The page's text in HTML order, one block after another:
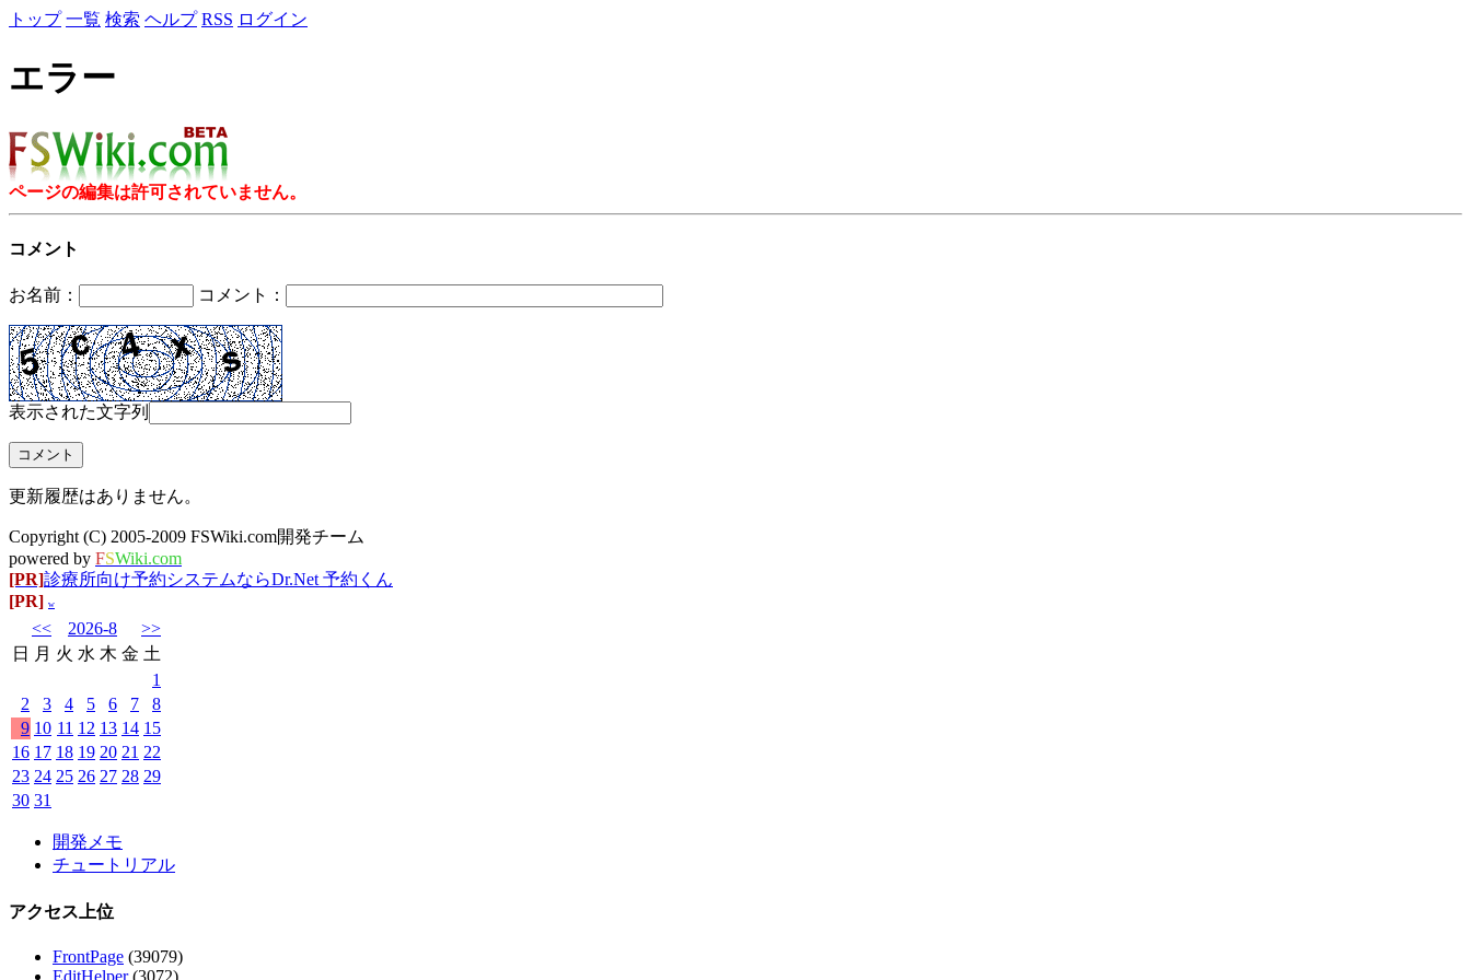
トップ 一覧 検索 ヘルプ RSS ログイン
エラー
ページの編集は許可されていません。
コメント
お名前： コメント：
表示された文字列
更新履歴はありません。
Copyright (C) 2005-2009 FSWiki.com開発チーム
powered by FSWiki.com
[PR]診療所向け予約システムならDr.Net 予約くん
[PR] w
<< 2026-8
>>
日 月 火 水 木 金 土
1
2
3 4 5 6 7
8
9 10 11 12 13 14 15
16 17 18 19 20 21 22
23 24 25 26 27 28 29
30 31
開発メモ
チュートリアル
アクセス上位
FrontPage (39079)
EditHelper(3072)